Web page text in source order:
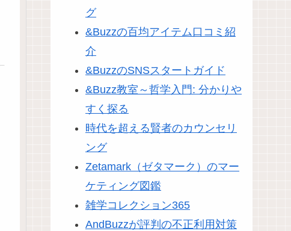
グ
&Buzzの百均アイテム口コミ紹
介
&BuzzのSNSスタートガイド
&Buzz教室～哲学入門: 分かりや
すく探る
時代を超える賢者のカウンセリ
ング
Zetamark（ゼタマーク）のマー
ケティング図鑑
雑学コレクション365
AndBuzzが評判の不正利用対策